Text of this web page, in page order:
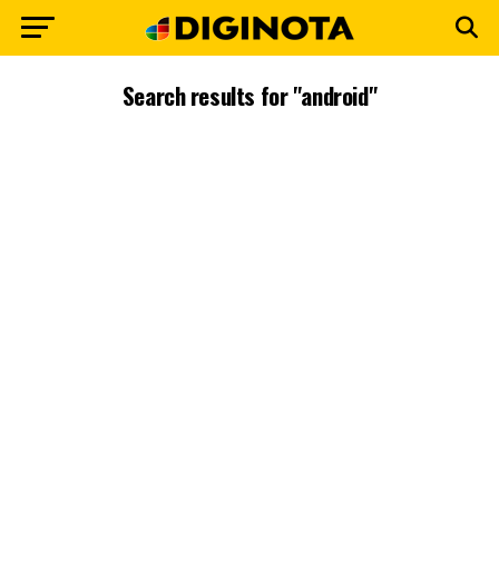
Search results for "android"